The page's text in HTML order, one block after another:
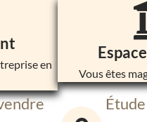
en
Vous êtes
Étude